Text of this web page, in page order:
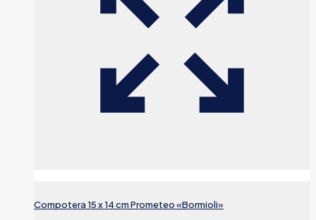
Compotera 15 x 14 cm Prometeo «Bormioli»